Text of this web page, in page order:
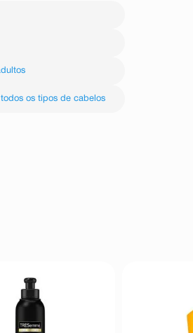
todos os tipos de cabelos